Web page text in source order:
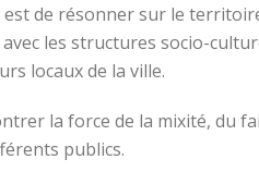
de résonner sur le
les structures socio-
locaux de la ville.
la force de la mixité, du
publics.